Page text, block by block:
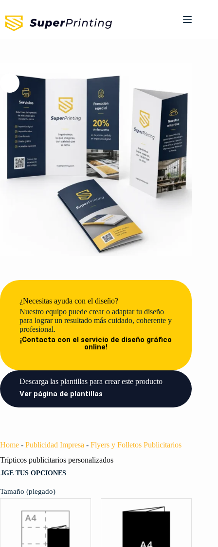
¿Necesitas ayuda con el diseño?
Nuestro equipo puede crear o adaptar tu diseño
para lograr un resultado más cuidado, coherente y
profesional.
¡Contacta con el servicio de diseño gráfico
online!
Descarga las plantillas para crear este producto​
Ver página de plantillas
Home - Publicidad Impresa - Flyers y Folletos Publicitarios
Trípticos publicitarios personalizados
TUS OPCIONES
Tamaño (plegado)